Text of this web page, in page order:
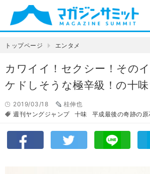
トップページ エンタメ
カワイイ！セクシー！その
ケドしそうな極辛級！の十味
2019/03/18
桂伸也
週刊ヤングジャンプ
十味 平成最後の奇跡の原